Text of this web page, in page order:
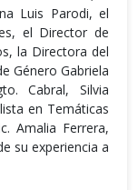
Luis Parodi, el
el Director de
la Directora del
Género Gabriela
Cabral, Silvia
en Temáticas
Amalia Ferrera,
su experiencia a